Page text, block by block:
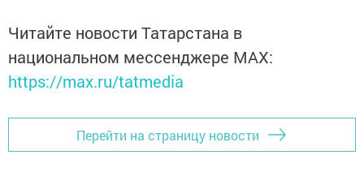
Читайте новости Татарстана в
национальном мессенджере MАХ:
https://max.ru/tatmedia
Перейти на страницу новости